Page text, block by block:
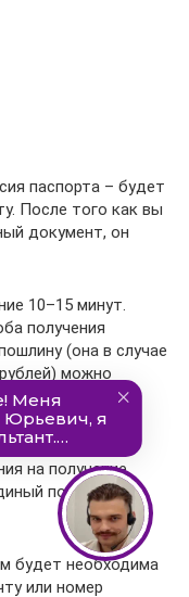
паспорта – будет
После того как вы
документ, он
10–15 минут.
получения
(она в случае
можно
картой или же
на получение
портал
будет необходима
или номер